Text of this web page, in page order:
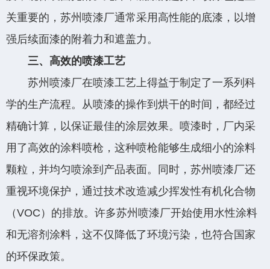
关重要的，苏州喷漆厂通常采用高性能的底漆，以增
强后续面漆的附着力和遮盖力。
三、高效的喷漆工艺
苏州喷漆厂在喷漆工艺上得益于制定了一系列科
学的生产流程。从喷漆的操作到烘干的时间，都经过
精确计算，以保证最佳的涂层效果。喷漆时，厂内采
用了高效的涂料喷枪，这种喷枪能够生成细小的涂料
颗粒，并均匀喷涂到产品表面。同时，苏州喷漆厂还
重视环境保护，通过技术改造减少挥发性有机化合物
（VOC）的排放。许多苏州喷漆厂开始使用水性涂料
和无溶剂涂料，这不仅降低了环境污染，也符合国家
的环保政策。